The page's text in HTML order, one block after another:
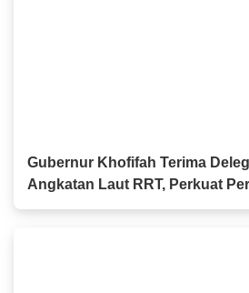
Gubernur Khofifah Terima
Angkatan Laut RRT, Perkuat
Kerja Sama Industri Perkapalan